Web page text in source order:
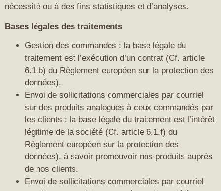
nécessité ou à des fins statistiques et d’analyses.
Bases légales des traitements
Gestion des commandes : la base légale du
traitement est l’exécution d’un contrat (Cf. article
6.1.b) du Règlement européen sur la protection des
données).
Envoi de sollicitations commerciales par courriel
sur des produits analogues à ceux commandés par
les clients : la base légale du traitement est l’intérêt
légitime de la société (Cf. article 6.1.f) du
Règlement européen sur la protection des
données), à savoir promouvoir nos produits auprès
de nos clients.
Envoi de sollicitations commerciales par courriel